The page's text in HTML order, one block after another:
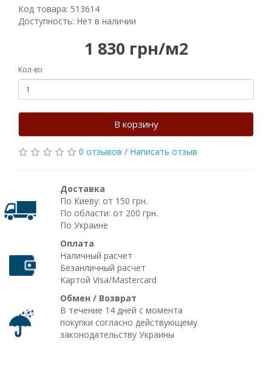
Код товара: 513614
Доступность: Нет в наличии
1 830 грн/м2
Кол-во
В корзину
0 отзывов / Написать отзыв
Доставка
По Киеву: от 150 грн.
По области: от 200 грн.
По Украине
Оплата
Наличный расчет
Безанличный расчет
Картой Visa/Mastercard
Обмен / Возврат
В течение 14 дней с момента
покупки согласно действующему
законодательству Украины